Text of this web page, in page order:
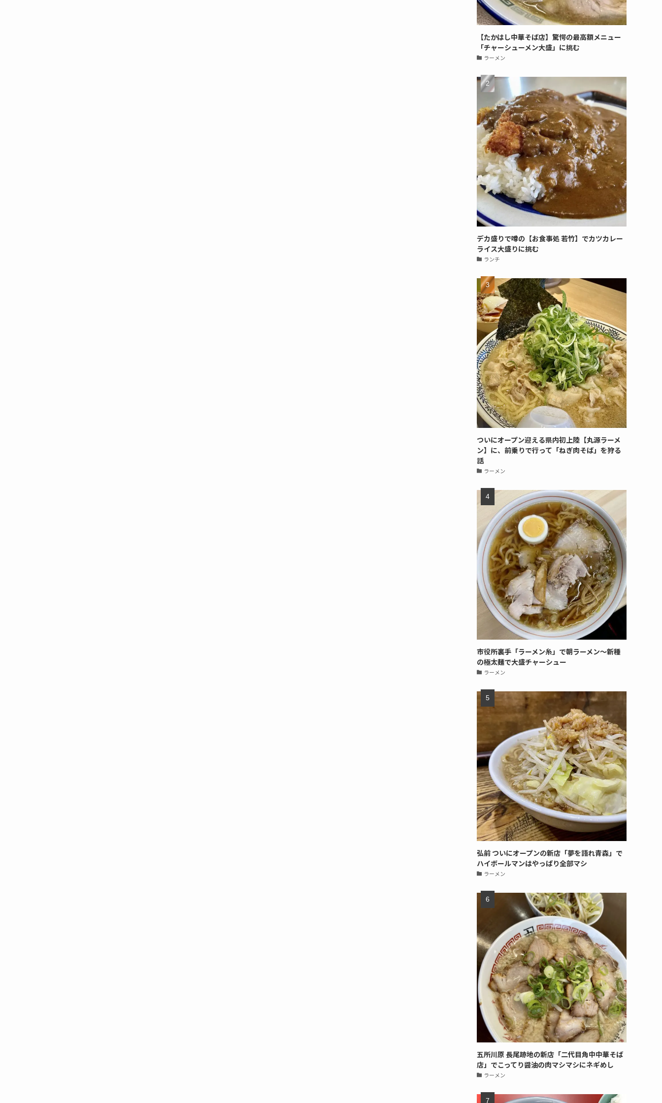
【たかはし中華そば店】驚愕の最高額メニュー
「チャーシューメン大盛」に挑む
ラーメン
デカ盛りで噂の【お食事処 若竹】でカツカレー
ライス大盛りに挑む
ランチ
ついにオープン迎える県内初上陸【丸源ラーメ
ン】に、前乗りで行って「ねぎ肉そば」を狩る
話
ラーメン
市役所裏手「ラーメン糸」で朝ラーメン〜新種
の極太麺で大盛チャーシュー
ラーメン
弘前 ついにオープンの新店「夢を語れ青森」で
ハイボールマンはやっぱり全部マシ
ラーメン
五所川原 長尾跡地の新店「二代目角中中華そば
店」でこってり醤油の肉マシマシにネギめし
ラーメン